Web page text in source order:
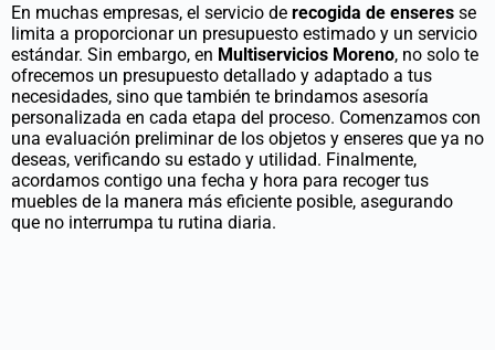
En muchas empresas, el servicio de recogida de enseres se
limita a proporcionar un presupuesto estimado y un servicio
estándar. Sin embargo, en Multiservicios Moreno, no solo te
ofrecemos un presupuesto detallado y adaptado a tus
necesidades, sino que también te brindamos asesoría
personalizada en cada etapa del proceso. Comenzamos con
una evaluación preliminar de los objetos y enseres que ya no
deseas, verificando su estado y utilidad. Finalmente,
acordamos contigo una fecha y hora para recoger tus
muebles de la manera más eficiente posible, asegurando
que no interrumpa tu rutina diaria.